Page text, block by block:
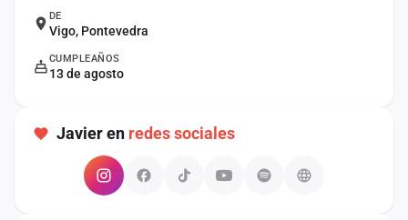
DE
Vigo, Pontevedra
CUMPLEAÑOS
13 de agosto
Javier en redes sociales
Contacto